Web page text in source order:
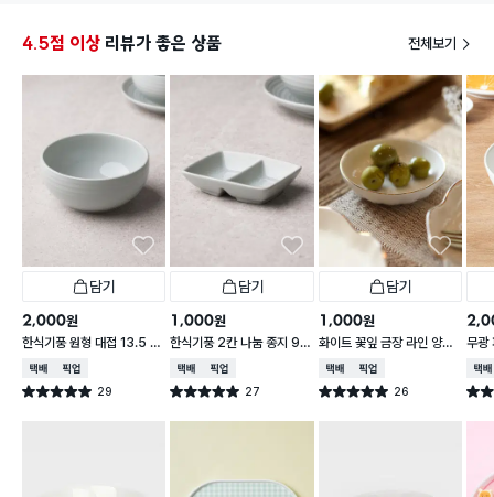
4.5점 이상 리뷰가 좋은 상품 전체보기
담기
2,000원
한식기풍 원형 대접 13.5 c
m
택배배송매장픽업
별점 5.0점 29
건 작성
담기
1,000원
한식기풍 2칸 나눔 종지 9 c
m
택배배송매장픽업
별점 5.0점 27
건 작성
담기
1,000원
화이트 꽃잎 금장 라인 양각
종지 10 cm
택배배송매장픽업
별점 5.0점 26
건 작성
무광
접
택배
별점